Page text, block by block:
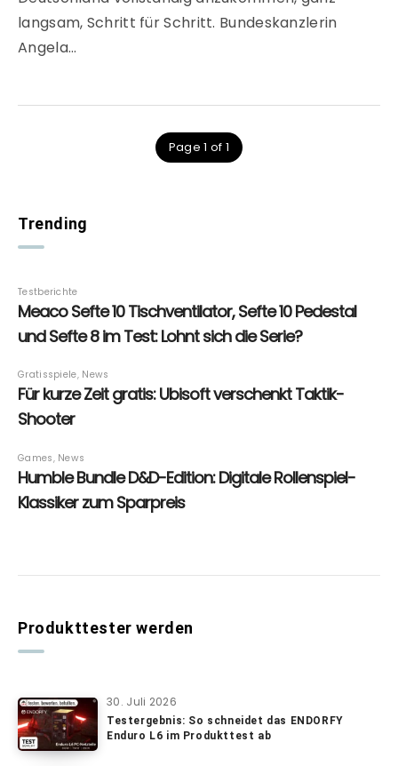
langsam, Schritt für Schritt. Bundeskanzlerin
Angela…
Page 1 of 1
Trending
Produkttester werden
30. Juli 2026
Testergebnis: So schneidet das ENDORFY
Enduro L6 im Produkttest ab